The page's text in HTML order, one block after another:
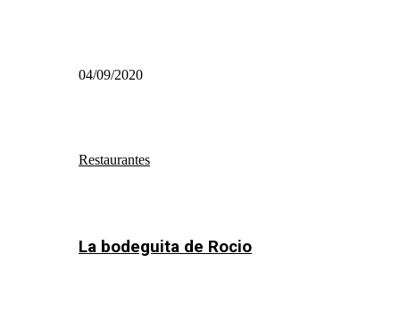
04/09/2020
Restaurantes
La bodeguita de Rocio